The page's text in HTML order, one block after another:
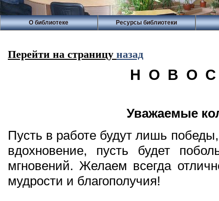
О библиотеке Ресурсы библиотеки
Перейти на страницу назад
Н О В О
Уважаемые
Пусть в работе будут лишь победы,
вдохновение, пусть будет
мгновений. Желаем всегда
мудрости и благополучия!